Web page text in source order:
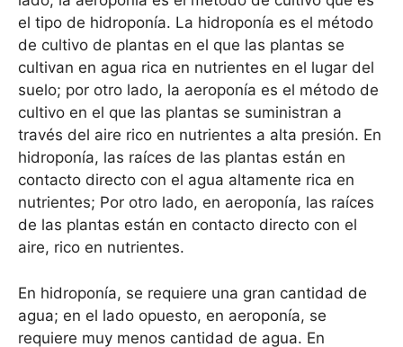
el tipo de hidroponía. La hidroponía es el método
de cultivo de plantas en el que las plantas se
cultivan en agua rica en nutrientes en el lugar del
suelo; por otro lado, la aeroponía es el método de
cultivo en el que las plantas se suministran a
través del aire rico en nutrientes a alta presión. En
hidroponía, las raíces de las plantas están en
contacto directo con el agua altamente rica en
nutrientes; Por otro lado, en aeroponía, las raíces
de las plantas están en contacto directo con el
aire, rico en nutrientes.
En hidroponía, se requiere una gran cantidad de
agua; en el lado opuesto, en aeroponía, se
requiere muy menos cantidad de agua. En